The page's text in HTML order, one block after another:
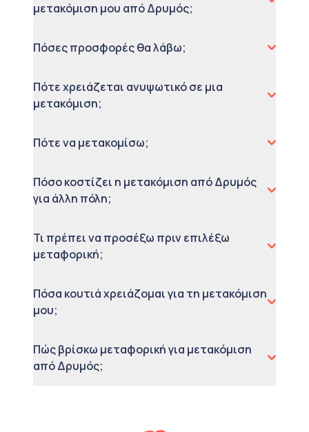
μετακόμιση μου από Δρυμός;
Πόσες προσφορές θα λάβω;
Πότε χρειάζεται ανυψωτικό σε μια
μετακόμιση;
Πότε να μετακομίσω;
Πόσο κοστίζει η μετακόμιση από Δρυμός
για άλλη πόλη;
Τι πρέπει να προσέξω πριν επιλέξω
μεταφορική;
Πόσα κουτιά χρειάζομαι για τη μετακόμιση
μου;
Πώς βρίσκω μεταφορική για μετακόμιση
από Δρυμός;